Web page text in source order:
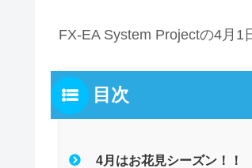
FX-EA System Projectの4月1
目次
4月はお花見シーズン！！